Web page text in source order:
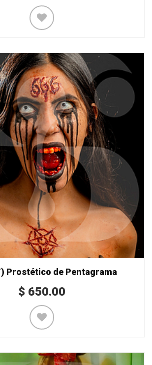
Prostético de Pentagrama
$ 650.00